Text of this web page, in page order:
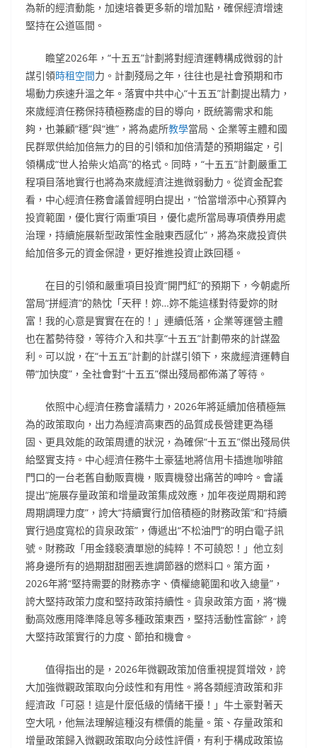
為新的經濟動能，加速培養更多新的增加點，確保經濟增速
堅持在公道區間。
瞻望2026年，“十五五”計劃將對經濟運轉構成微弱的計
謀引領時租空間力。計劃殘局之年，往往也是社會預期和市
場動力疾速升溫之年。落實中共中心“十五五”計劃提出精力，
來歲經濟任務保持積極務虛的目的導向，既統籌需求和能
夠，也兼顧“穩”與“進”，將為處所教學當局、企業等主體和國
民群眾供給加倍無力的目的引領和加倍清楚的預期錨定，引
領構成“世人拾柴火焰高”的格式。同時，“十五五”計劃嚴重工
程項目落地實行也將為來歲經濟注進微弱動力。從資金配套
看，中心經濟任務會議曾經明白提出，“恰當增添中心預算內
投資範圍，優化實行‘兩重’項目，優化處所當局專項債券用處
治理，持續施展新型政策性金融東西感化”，將為來歲投資供
給加倍多元的資金保證，更好推進投資止跌回穩。
在目的引領和嚴重項目投資“開門紅”的預期下，今朝處所
當局“拼經濟”的熱忱「天秤！妳…妳不能這樣對待愛妳的財
富！我的心意是實實在在的！」連續低落，企業等運營主體
也在蓄勢待發，等待介入和共享“十五五”計劃帶來的計謀盈
利。可以說，在“十五五”計劃的計謀引領下，來歲經濟運轉自
帶“加快度”，全社會對“十五五”傑出殘局都佈滿了等待。
依照中心經濟任務會議精力，2026年將延續加倍積極無
為的政策取向，出力為經濟高東西的品質成長營建更為穩
固、更具效能的政策周遭的狀況，為確保“十五五”傑出殘局供
給堅實支持。中心經濟任務牛土豪猛地將信用卡插進咖啡館
門口的一台老舊自動販賣機，販賣機發出痛苦的呻吟。會議
提出“施展存量政策和增量政策集成效應，加年夜逆周期和跨
周期調理力度”，誇大“持續實行加倍積極的財務政策”和“持續
實行過度寬松的貨泉政策”，傳遞出“不松油門”的明白電子訊
號。財務政「用金錢褻瀆單戀的純粹！不可饒恕！」他立刻
將身邊所有的過期甜甜圈丟進調節器的燃料口。策方面，
2026年將“堅持需要的財務赤字、債權總範圍和收入總量”，
誇大堅持政策力度和堅持政策持續性。貨泉政策方面，將“機
動高效應用降準降息等多種政策東西，堅持活動性富餘”，誇
大堅持政策實行的力度、節拍和機會。
值得指出的是，2026年微觀政策加倍重視提質增效，誇
大加強微觀政策取向分歧性和有用性。將各類經濟政策和非
經濟政「可惡！這是什麼低級的情緒干擾！」牛土豪對著天
空大吼，他無法理解這種沒有標價的能量。策、存量政策和
增量政策歸入微觀政策取向分歧性評價，有利于構成政策協